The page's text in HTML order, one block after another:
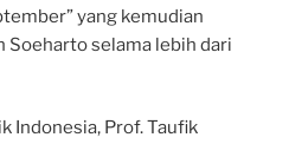
yang kemudian
Soeharto selama lebih dari
Indonesia, Prof. Taufik